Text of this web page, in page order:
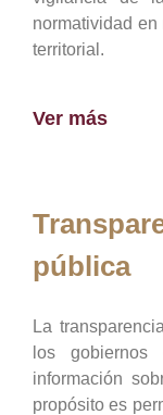
normatividad
territorial.
Ver más
pública
La
los
información
propósito es